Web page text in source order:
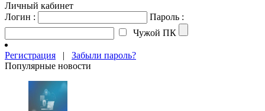
Личный кабинет
Логин :
Пароль :
Чужой ПК
Регистрация | Забыли пароль?
Популярные новости